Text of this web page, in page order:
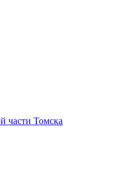
части Томска